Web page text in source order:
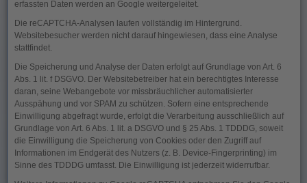
erfassten Daten werden an Google weitergeleitet.
Die reCAPTCHA-Analysen laufen vollständig im Hintergrund.
Websitebesucher werden nicht darauf hingewiesen, dass eine Analyse
stattfindet.
Die Speicherung und Analyse der Daten erfolgt auf Grundlage von Art. 6
Abs. 1 lit. f DSGVO. Der Websitebetreiber hat ein berechtigtes Interesse
daran, seine Webangebote vor missbräuchlicher automatisierter
Ausspähung und vor SPAM zu schützen. Sofern eine entsprechende
Einwilligung abgefragt wurde, erfolgt die Verarbeitung ausschließlich auf
Grundlage von Art. 6 Abs. 1 lit. a DSGVO und § 25 Abs. 1 TDDDG, soweit
die Einwilligung die Speicherung von Cookies oder den Zugriff auf
Informationen im Endgerät des Nutzers (z. B. Device-Fingerprinting) im
Sinne des TDDDG umfasst. Die Einwilligung ist jederzeit widerrufbar.